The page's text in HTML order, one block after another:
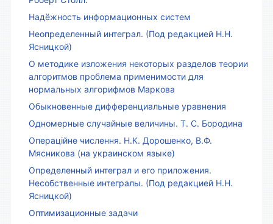
Надёжность информационных систем
Неопределенный интеграл. (Под редакцией Н.Н.
Ясницкой)
О методике изложения некоторых разделов теории
алгоритмов проблема применимости для
нормальных алгорифмов Маркова
Обыкновенные дифференциальные уравнения
Одномерные случайные величины. Т. С. Бородина
Операційне числення. Н.К. Дорошенко, В.Ф.
Мясникова (на украинском языке)
Определенный интеграл и его приложения.
Несобственные интегралы. (Под редакцией Н.Н.
Ясницкой)
Оптимизационные задачи